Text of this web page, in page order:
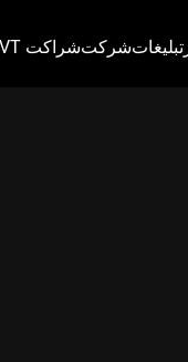
تبلیغاتشرکتشراکت VT